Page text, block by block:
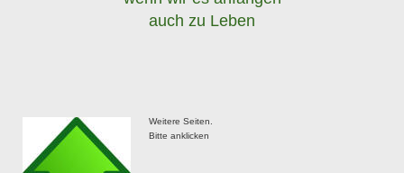
auch zu Leben
Weitere Seiten.
Bitte anklicken